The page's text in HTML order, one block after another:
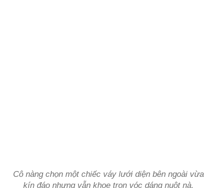
Cô nàng chọn một chiếc váy lưới diện bên ngoài vừa
kín đáo nhưng vẫn khoe trọn vóc dáng nuột nà.